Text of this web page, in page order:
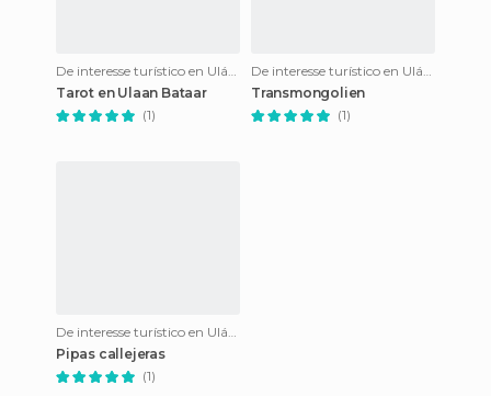
De interesse turístico en Ulán Bator
Tarot en Ulaan Bataar
(1)
De interesse turístico en Ulán Bator
Transmongolien
(1)
De interesse turístico en Ulán Bator
Pipas callejeras
(1)